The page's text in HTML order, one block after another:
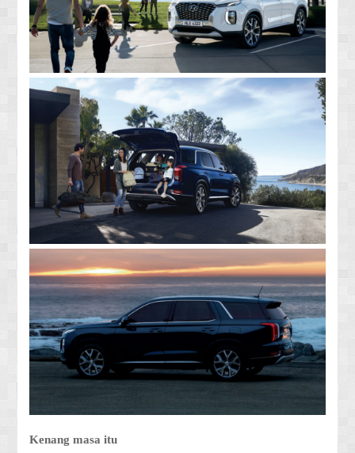
Kenang masa itu